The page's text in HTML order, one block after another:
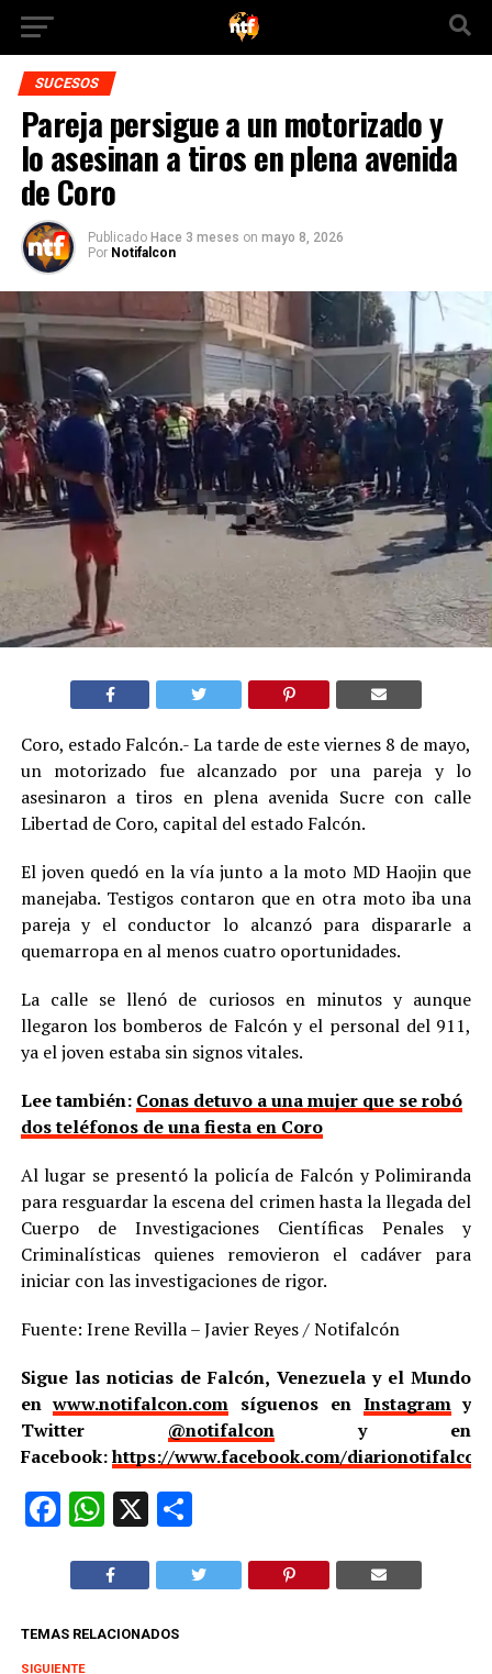
SUCESOS
Pareja persigue a un motorizado y
lo asesinan a tiros en plena avenida
de Coro
Publicado Hace 3 meses on mayo 8, 2026
Por Notifalcon
Coro, estado Falcón.- La tarde de este viernes 8 de mayo,
un motorizado fue alcanzado por una pareja y lo
asesinaron a tiros en plena avenida Sucre con calle
Libertad de Coro, capital del estado Falcón.
El joven quedó en la vía junto a la moto MD Haojin que
manejaba. Testigos contaron que en otra moto iba una
pareja y el conductor lo alcanzó para dispararle a
quemarropa en al menos cuatro oportunidades.
La calle se llenó de curiosos en minutos y aunque
llegaron los bomberos de Falcón y el personal del 911,
ya el joven estaba sin signos vitales.
Lee también: Conas detuvo a una mujer que se robó
dos teléfonos de una fiesta en Coro
Al lugar se presentó la policía de Falcón y Polimiranda
para resguardar la escena del crimen hasta la llegada del
Cuerpo de Investigaciones Científicas Penales y
Criminalísticas quienes removieron el cadáver para
iniciar con las investigaciones de rigor.
Fuente: Irene Revilla – Javier Reyes / Notifalcón
Sigue las noticias de Falcón, Venezuela y el Mundo
enwww.notifalcon.com síguenos en Instagramy
Twitter @notifalcony en
Facebook:https://www.facebook.com/
Facebook
WhatsApp
X
TEMAS RELACIONADOS
SIGUIENTE